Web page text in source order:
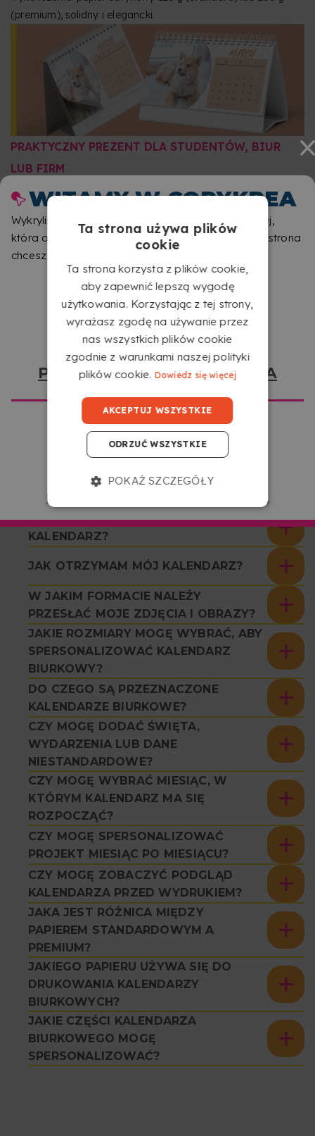
WITAMY W COPYKREA
Wykryliśmy, że przeglądasz z innej lokalizacji do tej,
która odpowiada tej stronie. Daj nam znać, która strona
chcesz odwiedzić.
PRZEJDŹ DO COPYKREA USA
PRZEJDŹ DO COPYKREA POLSKA
(premium), solidny i elegancki.
PRAKTYCZNY PREZENT DLA STUDENTÓW, BIUR
LUB FIRM
Nasze kalendarze biurkowe są uniwersalne: doskonałe na
biurka, do biur, gabinetów, sal lekcyjnych lub pracowni.
Pomogą Ci zawsze mieć pod ręką ważne daty, spotkania,
zadania lub rocznice — a jednocześnie nadają osobisty
charakter dzięki Twoim zdjęciom. Kompaktowe narzędzie
łączące funkcjonalność i styl tam, gdzie go potrzebujesz.
MASZ PYTANIA
DOTYCZACE USLUGI?
KIEDY OTRZYMAM SWOJE
ZAMÓWIENIE?
JAK STWORZYĆ SPERSONALIZOWANY
KALENDARZ?
JAK OTRZYMAM MÓJ KALENDARZ?
W JAKIM FORMACIE NALEŻY
PRZESŁAĆ MOJE ZDJĘCIA I OBRAZY?
JAKIE ROZMIARY MOGĘ WYBRAĆ, ABY
SPERSONALIZOWAĆ KALENDARZ
BIURKOWY?
DO CZEGO SĄ PRZEZNACZONE
KALENDARZE BIURKOWE?
CZY MOGĘ DODAĆ ŚWIĘTA,
WYDARZENIA LUB DANE
NIESTANDARDOWE?
CZY MOGĘ WYBRAĆ MIESIĄC, W
KTÓRYM KALENDARZ MA SIĘ
ROZPOCZĄĆ?
CZY MOGĘ SPERSONALIZOWAĆ
PROJEKT MIESIĄC PO MIESIĄCU?
CZY MOGĘ ZOBACZYĆ PODGLĄD
KALENDARZA PRZED WYDRUKIEM?
JAKA JEST RÓŻNICA MIĘDZY
PAPIEREM STANDARDOWYM A
PREMIUM?
JAKIEGO PAPIERU UŻYWA SIĘ DO
DRUKOWANIA KALENDARZY
BIURKOWYCH?
JAKIE CZĘŚCI KALENDARZA
BIURKOWEGO MOGĘ
SPERSONALIZOWAĆ?
Ta strona używa plików
cookie
Ta strona korzysta z plików cookie,
aby zapewnić lepszą wygodę
użytkowania. Korzystając z tej strony,
wyrażasz zgodę na używanie przez
nas wszystkich plików cookie
zgodnie z warunkami naszej polityki
plików cookie. Dowiedz się więcej
AKCEPTUJ WSZYSTKIE
ODRZUĆ WSZYSTKIE
POKAŻ SZCZEGÓŁY